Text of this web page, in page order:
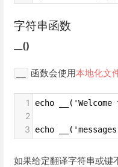
字符串函数
__()
函数会使用本地化文
1 echo
2
3
echo
如果给定翻译字符串或键